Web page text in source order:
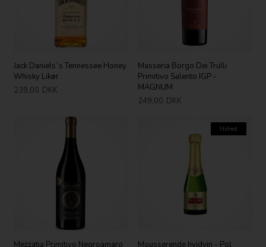
Jack Daniels´s Tennessee Honey
Whisky Likør
239,00 DKK
Masseria Borgo Dei Trulli
Primitivo Salento IGP -
MAGNUM
249,00 DKK
Nyhed